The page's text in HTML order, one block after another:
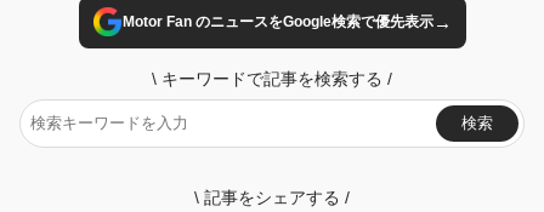
Motor Fan のニュースをGoogle検索で優先表示→
\ キーワードで記事を検索する /
検索
\ 記事をシェアする /